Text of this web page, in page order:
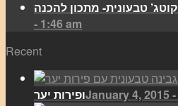
- 1:46 am
Recent
ופירות יערJanuary 4, 2015